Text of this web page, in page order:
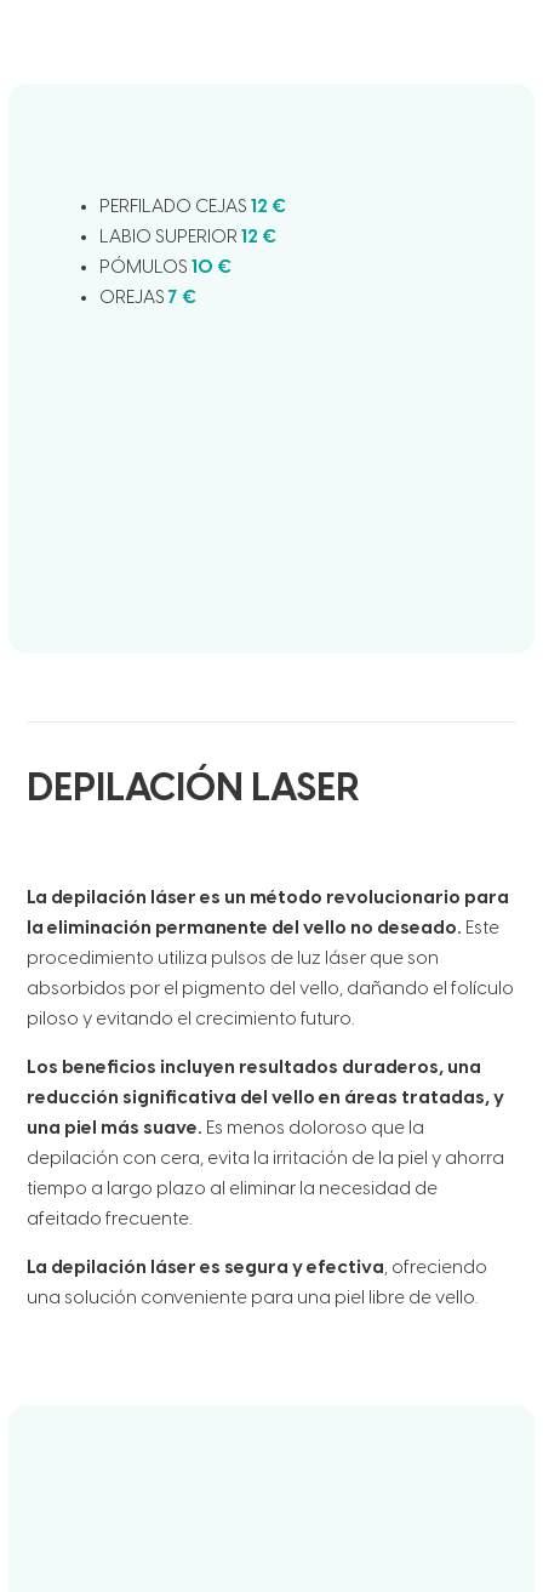
PERFILADO CEJAS12 €
LABIO SUPERIOR12 €
PÓMULOS10 €
OREJAS7 €
DEPILACIÓN LASER
La depilación láser es un método revolucionario para
la eliminación permanente del vello no deseado. Este
procedimiento utiliza pulsos de luz láser que son
absorbidos por el pigmento del vello, dañando el folículo
piloso y evitando el crecimiento futuro.
Los beneficios incluyen resultados duraderos, una
reducción significativa del vello en áreas tratadas, y
una piel más suave. Es menos doloroso que la
depilación con cera, evita la irritación de la piel y ahorra
tiempo a largo plazo al eliminar la necesidad de
afeitado frecuente.
La depilación láser es segura y efectiva, ofreciendo
una solución conveniente para una piel libre de vello.